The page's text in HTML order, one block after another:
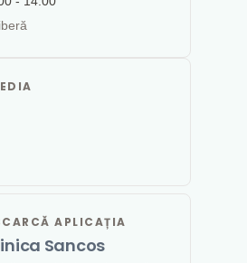
APLICAȚIA
Sancos